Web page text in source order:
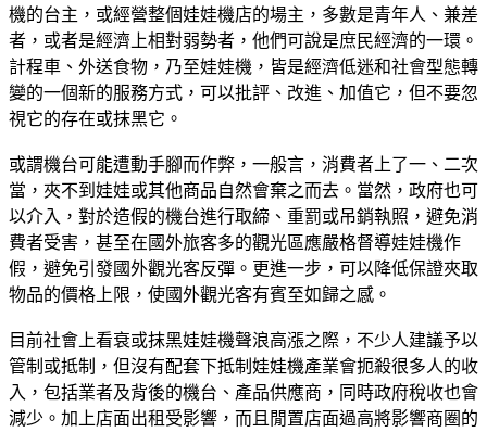
機的台主，或經營整個娃娃機店的場主，多數是青年人、兼差
者，或者是經濟上相對弱勢者，他們可說是庶民經濟的一環。
計程車、外送食物，乃至娃娃機，皆是經濟低迷和社會型態轉
變的一個新的服務方式，可以批評、改進、加值它，但不要忽
視它的存在或抹黑它。
或謂機台可能遭動手腳而作弊，一般言，消費者上了一、二次
當，夾不到娃娃或其他商品自然會棄之而去。當然，政府也可
以介入，對於造假的機台進行取締、重罰或吊銷執照，避免消
費者受害，甚至在國外旅客多的觀光區應嚴格督導娃娃機作
假，避免引發國外觀光客反彈。更進一步，可以降低保證夾取
物品的價格上限，使國外觀光客有賓至如歸之感。
目前社會上看衰或抹黑娃娃機聲浪高漲之際，不少人建議予以
管制或抵制，但沒有配套下抵制娃娃機產業會扼殺很多人的收
入，包括業者及背後的機台、產品供應商，同時政府稅收也會
減少。加上店面出租受影響，而且閒置店面過高將影響商圈的